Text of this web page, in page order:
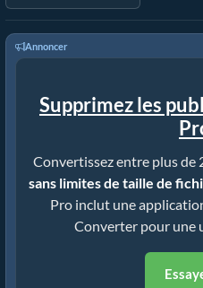
Annoncer
Supprimez les
Convertissez entre plus de
sans limites de taille de
Pro inclut une
Converter pour une